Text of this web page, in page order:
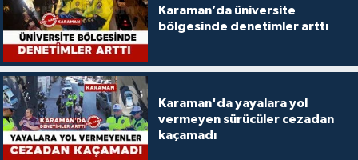
Karaman’da üniversite
bölgesinde denetimler arttı
Karaman'da yayalara yol
vermeyen sürücüler cezadan
kaçamadı